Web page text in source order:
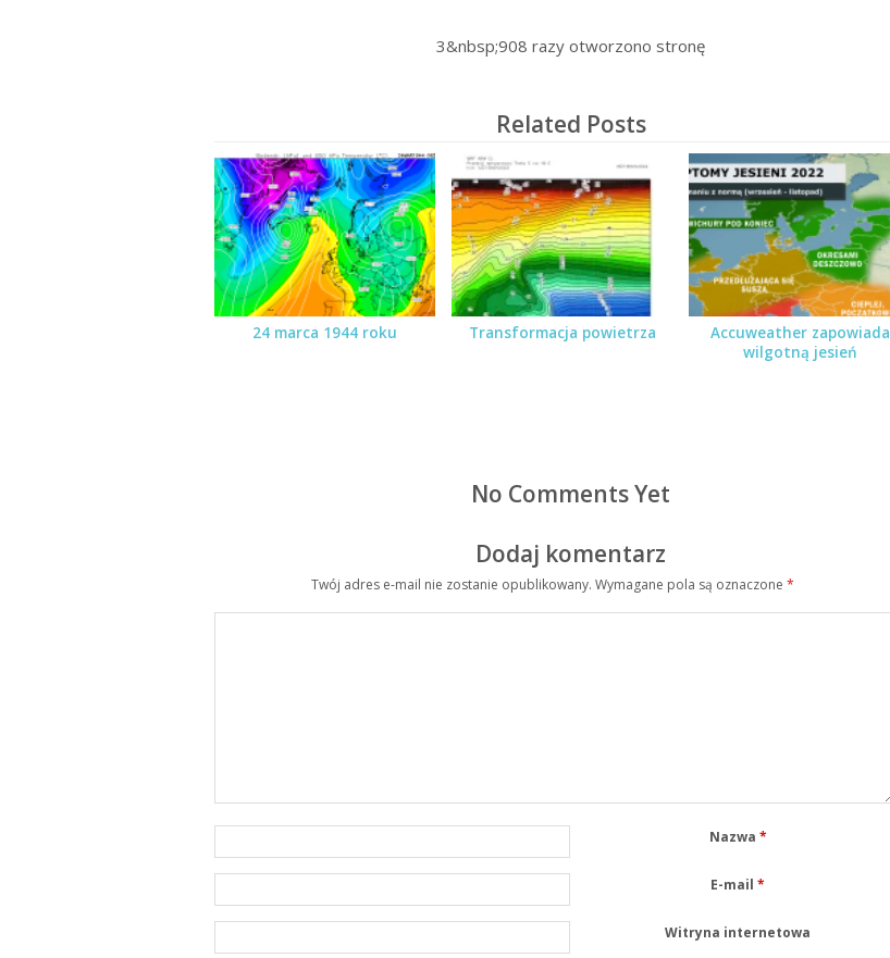
3&nbsp;908 razy otworzono stronę
Related Posts
24 marca 1944 roku Transformacja powietrza
Accuweather zapowiada
wilgotną jesień
No Comments Yet
Dodaj komentarz
Twój adres e-mail nie zostanie opublikowany. Wymagane pola są oznaczone*
Nazwa *
E-mail*
Witryna internetowa